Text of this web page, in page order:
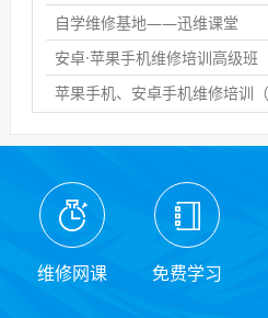
自学维修基地——迅维课堂
安卓·苹果手机维修培训高级班
维修网课 免费学习